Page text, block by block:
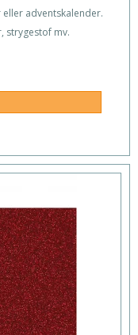
adventskalender.
strygestof mv.